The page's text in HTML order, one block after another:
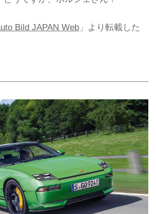
Bild JAPAN Web 」より転載した